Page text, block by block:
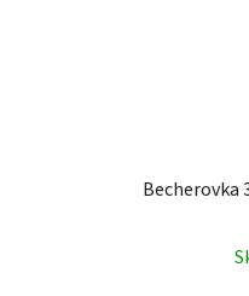
Becherovka